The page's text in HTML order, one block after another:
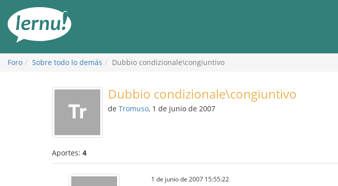
Foro Sobre todo lo demás Dubbio condizionale\congiuntivo
Dubbio condizionale\congiuntivo
de Tromuso, 1 de junio de 2007
Aportes: 4
1 de junio de 2007 15:55:22